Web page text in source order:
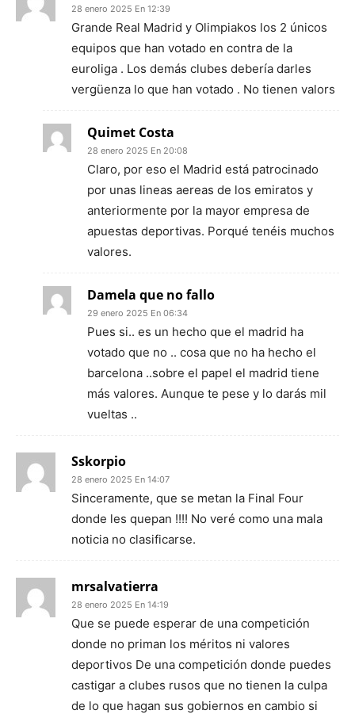
28 enero 2025 En 12:39
Grande Real Madrid y Olimpiakos los 2 únicos
equipos que han votado en contra de la
euroliga . Los demás clubes debería darles
vergüenza lo que han votado . No tienen valors
Quimet Costa
28 enero 2025 En 20:08
Claro, por eso el Madrid está patrocinado
por unas lineas aereas de los emiratos y
anteriormente por la mayor empresa de
apuestas deportivas. Porqué tenéis muchos
valores.
Damela que no fallo
29 enero 2025 En 06:34
Pues si.. es un hecho que el madrid ha
votado que no .. cosa que no ha hecho el
barcelona ..sobre el papel el madrid tiene
más valores. Aunque te pese y lo darás mil
vueltas ..
Sskorpio
28 enero 2025 En 14:07
Sinceramente, que se metan la Final Four
donde les quepan !!!! No veré como una mala
noticia no clasificarse.
mrsalvatierra
28 enero 2025 En 14:19
Que se puede esperar de una competición
donde no priman los méritos ni valores
deportivos De una competición donde puedes
castigar a clubes rusos que no tienen la culpa
de lo que hagan sus gobiernos en cambio si